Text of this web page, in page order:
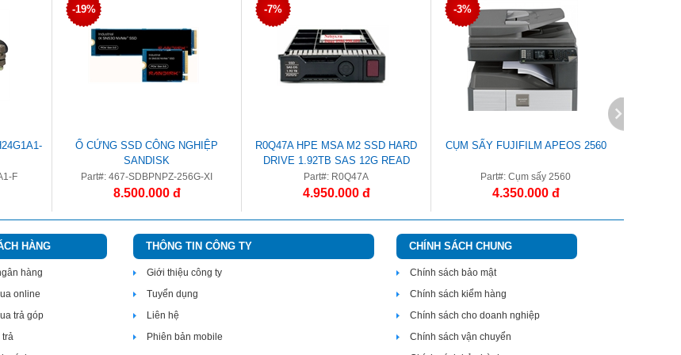
F
-19%
Ổ CỨNG SSD CÔNG NGHIỆP
SANDISK
Part#: 467-SDBPNPZ-256G-XI
8.500.000 đ
-7%
R0Q47A HPE MSA M2 SSD HARD
DRIVE 1.92TB SAS 12G READ
INTENSIVE SFF 2.5IN
Part#: R0Q47A
4.950.000 đ
-3%
CỤM SẤY FUJIFILM APEOS 2560
Part#: Cụm sấy 2560
4.350.000 đ
HÀNG
hàng
online
trả góp
trả
THÔNG TIN CÔNG TY
Giới thiệu công ty
Tuyển dụng
Liên hệ
Phiên bản mobile
CHÍNH SÁCH CHUNG
Chính sách bảo mật
Chính sách kiểm hàng
Chính sách cho doanh nghiệp
Chính sách vận chuyển